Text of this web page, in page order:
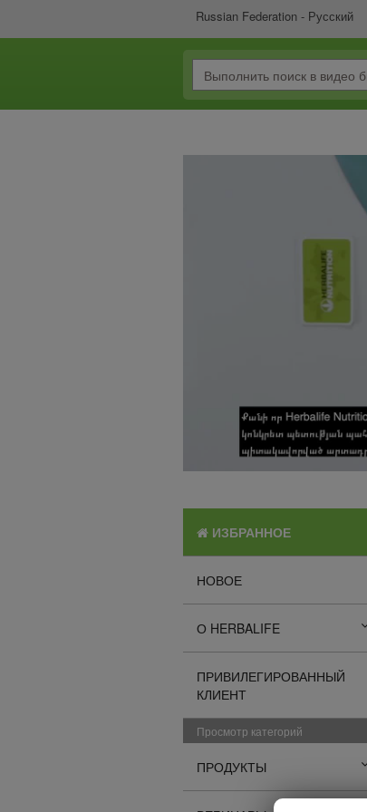
Russian Federation - Русский
ИЗБРАННОЕ
НОВОЕ
О HERBALIFE
ПРИВИЛЕГИРОВАННЫЙ
КЛИЕНТ
Просмотр категорий
ПРОДУКТЫ